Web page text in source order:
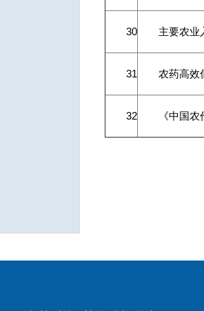
30 主要农业
31 农药高效
32 《中国